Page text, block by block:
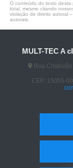
O conteúdo do texto desta
total, mesmo citando
violação de direito autoral
autorais
MULT-TEC A
Rua
CEP: 15055-